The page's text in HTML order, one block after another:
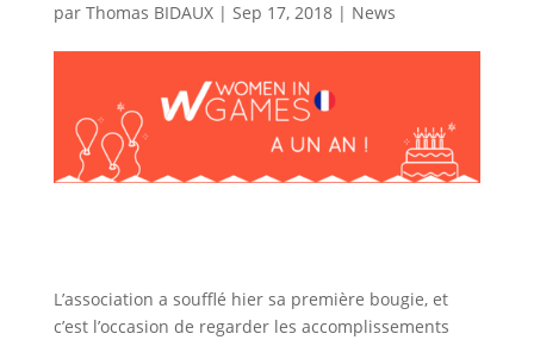
par Thomas BIDAUX| Sep 17, 2018| News
L’association a soufflé hier sa première bougie, et
c’est l’occasion de regarder les accomplissements